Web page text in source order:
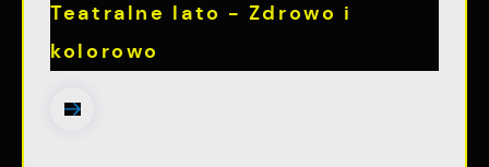
Teatralne lato - Zdrowo i
kolorowo